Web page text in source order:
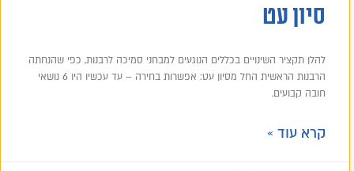
סיון עט
להלן תקציר השינויים בכללים הנוגעים למבחני סמיכה לרבנות, כפי שהנחתה
הרבנות הראשית החל מסיון עט: אפשרות בחירה – עד עכשיו היו 6 נושאי
חובה קבועים.
קרא עוד »